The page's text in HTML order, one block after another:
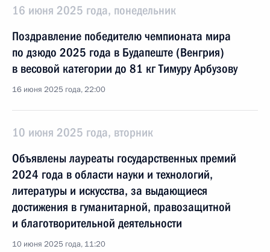
16 июня 2025 года, понедельник
Поздравление победителю чемпионата мира
по дзюдо 2025 года в Будапеште (Венгрия)
в весовой категории до 81 кг Тимуру Арбузову
16 июня 2025 года, 22:00
10 июня 2025 года, вторник
Объявлены лауреаты государственных премий
2024 года в области науки и технологий,
литературы и искусства, за выдающиеся
достижения в гуманитарной, правозащитной
и благотворительной деятельности
10 июня 2025 года, 11:20